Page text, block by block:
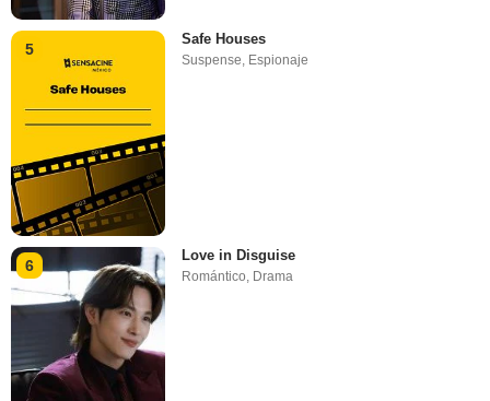
5
Safe Houses
Suspense Espionaje
6
Love in Disguise
Romántico, Drama